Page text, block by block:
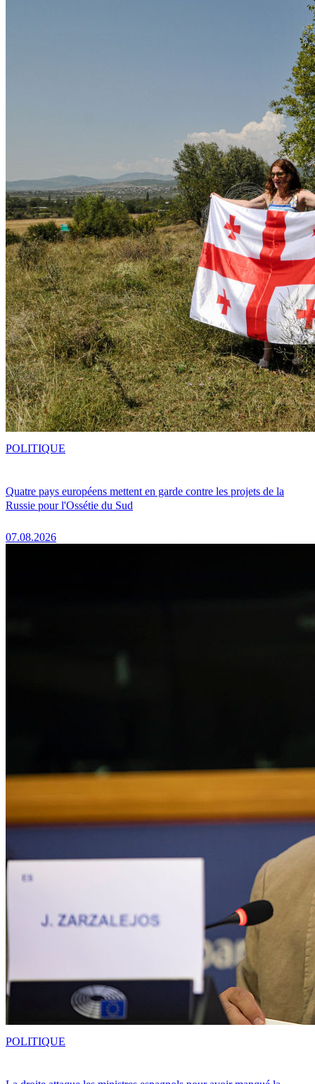
Quatre pays européens mettent en garde contre les projets de la
Russie pour l'Ossétie du Sud
07.08.2026
POLITIQUE
POLITIQUE